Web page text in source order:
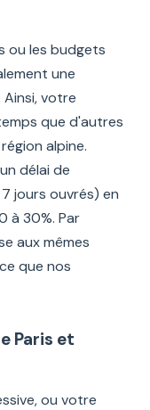
ou les budgets
une
Ainsi, votre
que d'autres
alpine.
délai de
jours ouvrés) en
à 30%. Par
aux mêmes
que nos
Paris et
ou votre